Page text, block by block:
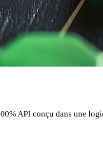
API conçu dans une